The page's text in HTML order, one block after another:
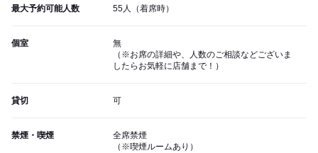
最大予約可能人数 55人（着席時）
個室
無
（※お席の詳細や、人数のご相談などございま
したらお気軽に店舗まで！）
貸切 可
禁煙・喫煙
全席禁煙
（※喫煙ルームあり）